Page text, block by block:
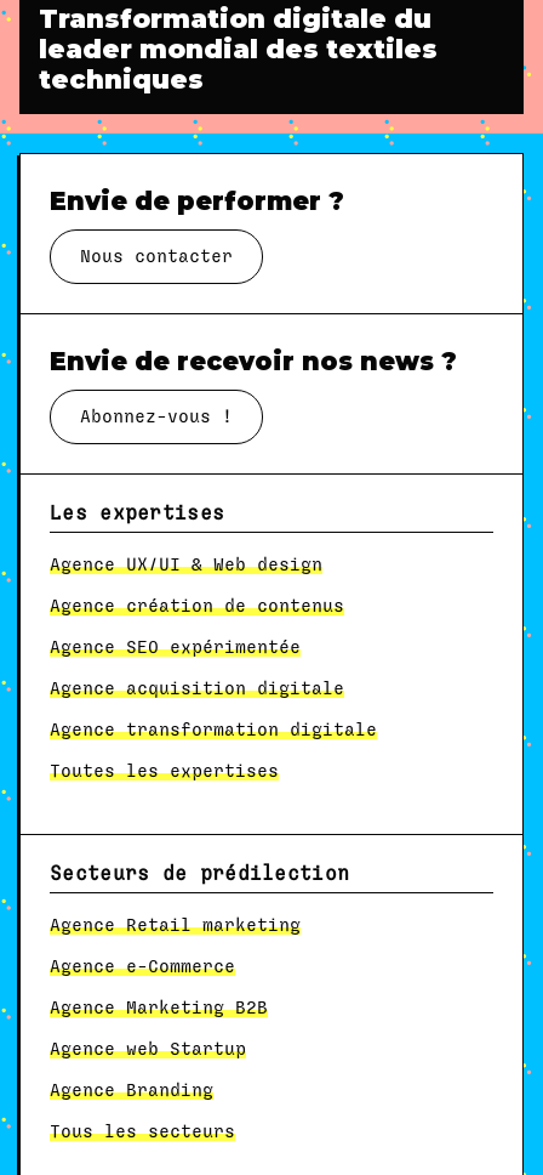
Transformation digitale du
leader mondial des textiles
techniques
Envie de performer ?
Nous contacter
Envie de recevoir nos news ?
Abonnez-vous !
Les expertises
Agence UX/UI & Web design
Agence création de contenus
Agence SEO expérimentée
Agence acquisition digitale
Agence transformation digitale
Toutes les expertises
Secteurs de prédilection
Agence Retail marketing
Agence e-Commerce
Agence Marketing B2B
Agence web Startup
Agence Branding
Tous les secteurs